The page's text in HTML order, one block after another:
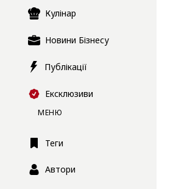
Кулінар
Новини Бізнесу
Публікації
Ексклюзиви
МЕНЮ
Теги
Автори